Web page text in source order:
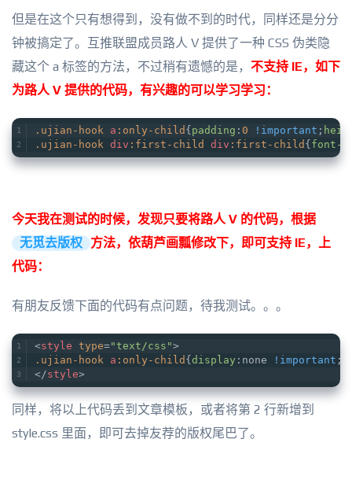
但是在这个只有想得到，没有做不到的时代，同样还是分分
钟被搞定了。互推联盟成员路人 V 提供了一种 CSS 伪类隐
藏这个 a 标签的方法，不过稍有遗憾的是， 不支持 IE，如下
为路人 V 提供的代码，有兴趣的可以学习学习：
.ujian-hook a :only-child { padding : 0 !important ;
.ujian-hook div :first-child div :first-child { font-
今天我在测试的时候，发现只要将路人 V 的代码，根据
无觅去版权 方法，依葫芦画瓢修改下，即可支持 IE，上
代码：
有朋友反馈下面的代码有点问题，待我测试。。。
<style type="text/css">
.ujian-hook
a :only-child { display :none !important ;}
</style>
同样，将以上代码丢到文章模板，或者将第 2 行新增到
style.css 里面，即可去掉友荐的版权尾巴了。